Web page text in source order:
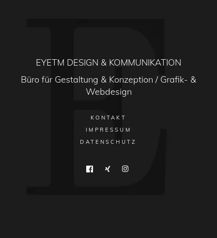
EYETM DESIGN & KOMMUNIKATION
Büro für Gestaltung & Konzeption / Grafik- &
Webdesign
KONTAKT
IMPRESSUM
DATENSCHUTZ